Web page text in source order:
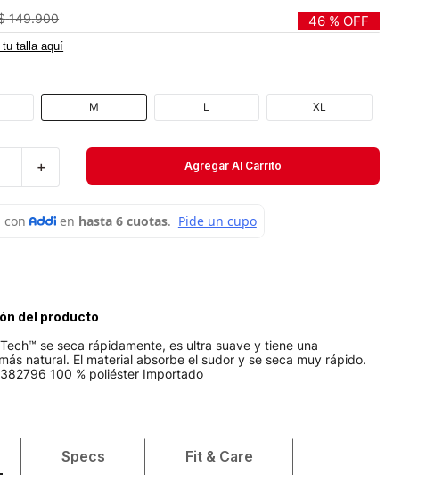
149.900 46 % OFF
tu talla aquí
M L XL
＋ Agregar Al Carrito
del producto
se seca rápidamente, es ultra suave y tiene una
natural. El material absorbe el sudor y se seca muy rápido.
100 % poliéster Importado
Specs Fit & Care
Guayos
Basketball
Velociti
Medias
Short